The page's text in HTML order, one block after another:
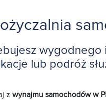
lub podróż
z wynajmu samochodów w